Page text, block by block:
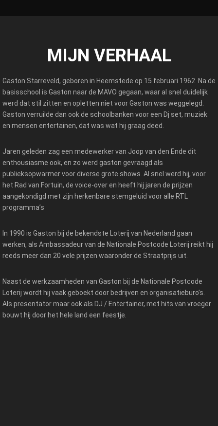
MIJN VERHAAL
Gaston Starreveld, geboren in Heemstede op 15 februari 1962. Na de
basisschool is Gaston naar de MAVO gegaan, waar al snel duidelijk
werd dat stil zitten en opletten niet voor Gaston was weggelegd.
Gaston verruilde dan ook de schoolbanken voor een Dj set, muziek
en mensen entertainen, dat was wat hij graag deed.
Jaren geleden zag een medewerker van Joop van den Ende dit
enthousiasme ook, en zo werd gaston gevraagd als
publieksopwarmer voor diverse grote shows. Al snel werd hij, voor
het Rad van Fortuin, de voice-over en heeft hij jaren de prijzen
aangekondigd met zijn herkenbare stemgeluid voor alle RTL
programma’s
In 1990 is Gaston bij de bekendste Loterij van Nederland gaan
werken, als Ambassadeur van de Nationale Postcode Loterij reikt hij
reeds meer dan 20 vele prijzen waaronder de Straatprijs uit.
Naast de werkzaamheden van Gaston bij de Nationale Postcode
Loterij wordt hij vaak geboekt door bedrijven en organisatieburo’s.
Als presentator maar ook als DJ / Entertainer, met hits van vroeger
bouwt hij door het hele land een feestje.